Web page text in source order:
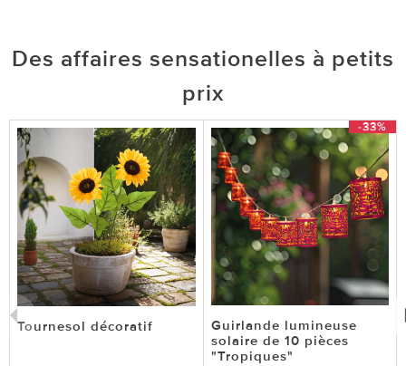
Des affaires sensationelles à petits
prix
Tournesol décoratif
-33%
Guirlande lumineuse
solaire de 10 pièces
"Tropiques"